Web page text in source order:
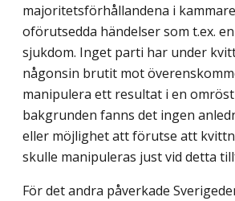
majoritetsförhållandena i
oförutsedda händelser som t.ex.
sjukdom. Inget parti har under
någonsin brutit mot
manipulera ett resultat i en
bakgrunden fanns det ingen
eller möjlighet att förutse att
skulle manipuleras just vid detta
För det andra påverkade